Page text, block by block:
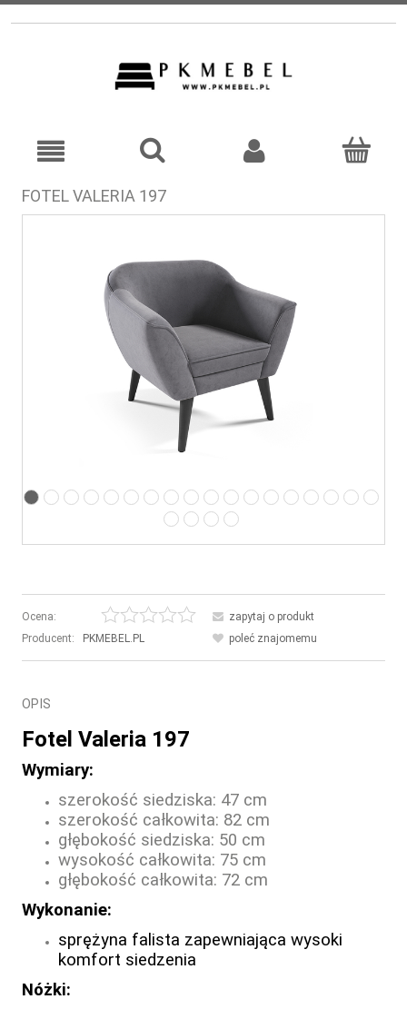
FOTEL VALERIA 197
Ocena:
Producent:
PKMEBEL.PL
zapytaj o produkt
poleć znajomemu
OPIS
Fotel Valeria 197
Wymiary:
szerokość siedziska: 47 cm
szerokość całkowita: 82 cm
głębokość siedziska: 50 cm
wysokość całkowita: 75 cm
głębokość całkowita: 72 cm
Wykonanie:
sprężyna falista zapewniająca wysoki
komfort siedzenia
Nóżki: